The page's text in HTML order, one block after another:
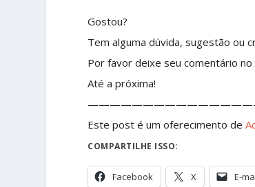
Gostou?
Tem alguma dúvida, sugestão ou
Por favor deixe seu comentário no
Até a próxima!
Este post é um oferecimento de
COMPARTILHE ISSO:
Facebook X E-